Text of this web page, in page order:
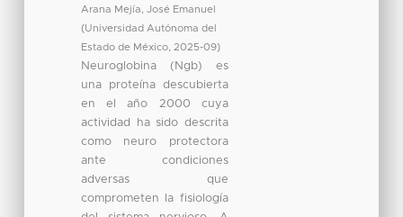
Arana Mejía, José Emanuel
(Universidad Autónoma del
Estado de México, 2025-09)
Neuroglobina (Ngb) es
una proteína descubierta
en el año 2000 cuya
actividad ha sido descrita
como neuro protectora
ante condiciones
adversas que
comprometen la fisiología